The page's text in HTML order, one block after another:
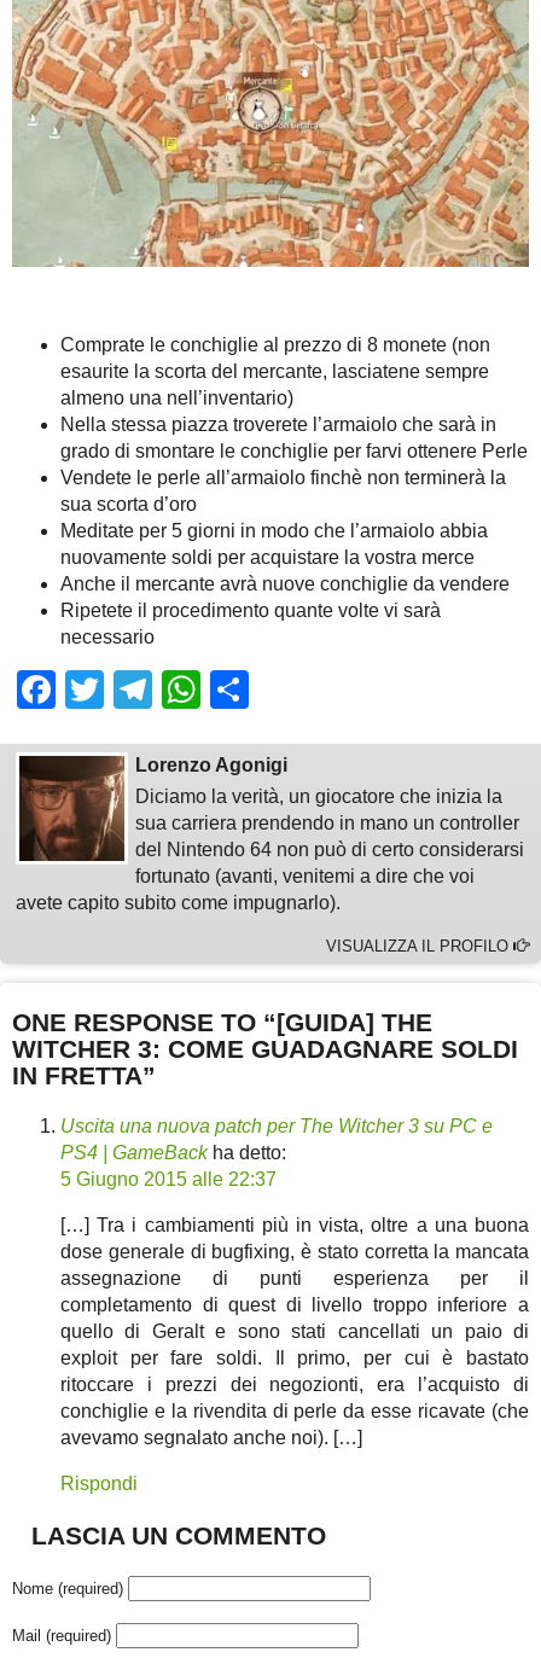
Comprate le conchiglie al prezzo di 8 monete (non
esaurite la scorta del mercante, lasciatene sempre
almeno una nell’inventario)
Nella stessa piazza troverete l’armaiolo che sarà in
grado di smontare le conchiglie per farvi ottenere Perle
Vendete le perle all’armaiolo finchè non terminerà la
sua scorta d’oro
Meditate per 5 giorni in modo che l’armaiolo abbia
nuovamente soldi per acquistare la vostra merce
Anche il mercante avrà nuove conchiglie da vendere
Ripetete il procedimento quante volte vi sarà
necessario
Facebook
TwitterTelegram
WhatsApp
Lorenzo Agonigi
Diciamo la verità, un giocatore che inizia la
sua carriera prendendo in mano un controller
del Nintendo 64 non può di certo considerarsi
fortunato (avanti, venitemi a dire che voi
avete capito subito come impugnarlo).
VISUALIZZA IL PROFILO
ONE RESPONSE TO “[GUIDA] THE
WITCHER 3: COME GUADAGNARE SOLDI
IN FRETTA”
Uscita una nuova patch per The Witcher 3 su PC e
PS4 | GameBack ha detto:
5 Giugno 2015 alle 22:37
[…] Tra i cambiamenti più in vista, oltre a una buona
dose generale di bugfixing, è stato corretta la mancata
assegnazione di punti esperienza per il
completamento di quest di livello troppo inferiore a
quello di Geralt e sono stati cancellati un paio di
exploit per fare soldi. Il primo, per cui è bastato
ritoccare i prezzi dei negozionti, era l’acquisto di
conchiglie e la rivendita di perle da esse ricavate (che
avevamo segnalato anche noi). […]
Rispondi
LASCIA UN COMMENTO
Nome (required)
Mail (required)